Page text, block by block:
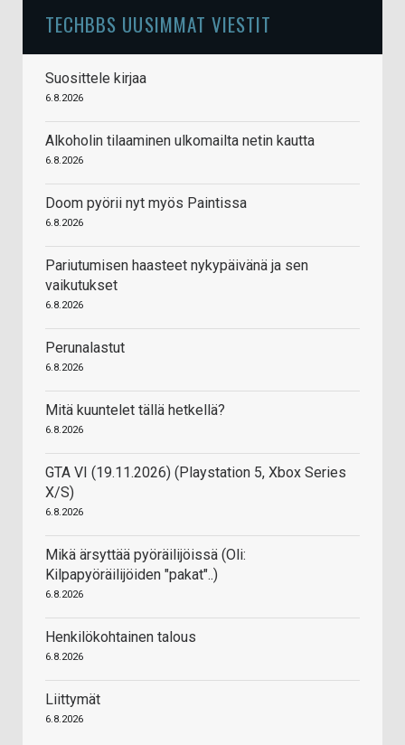
TECHBBS UUSIMMAT VIESTIT
Suosittele kirjaa
6.8.2026
Alkoholin tilaaminen ulkomailta netin kautta
6.8.2026
Doom pyörii nyt myös Paintissa
6.8.2026
Pariutumisen haasteet nykypäivänä ja sen
vaikutukset
6.8.2026
Perunalastut
6.8.2026
Mitä kuuntelet tällä hetkellä?
6.8.2026
GTA VI (19.11.2026) (Playstation 5, Xbox Series
X/S)
6.8.2026
Mikä ärsyttää pyöräilijöissä (Oli:
Kilpapyöräilijöiden "pakat"..)
6.8.2026
Henkilökohtainen talous
6.8.2026
Liittymät
6.8.2026